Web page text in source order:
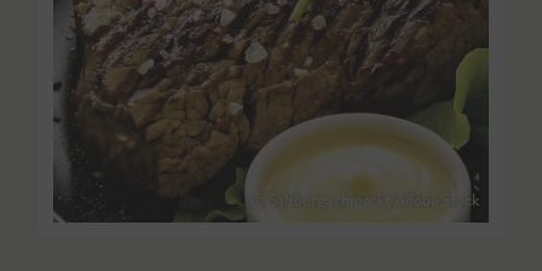
© Salzburg schmeckt Adobe Stock